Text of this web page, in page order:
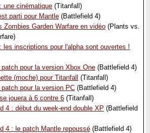
une cinématique (Titanfall)
parti pour Mantle (Battlefield 4)
Zombies Garden Warfare en vidéo (Plants vs.
les inscriptions pour l'alpha sont ouvertes !
patch pour la version Xbox One (Battlefield 4)
(moche) pour Titanfall (Titanfall)
patch pour la version PC (Battlefield 4)
jouera à 6 contre 6 (Titanfall)
4 : début du week-end double XP (Battlefield
4 : le patch Mantle repoussé (Battlefield 4)